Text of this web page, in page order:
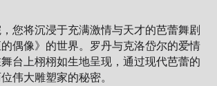
您将沉浸于充满激情与天才的芭蕾舞剧
的偶像》的世界。罗丹与克洛岱尔的爱情
台上栩栩如生地呈现，通过现代芭蕾的
伟大雕塑家的秘密。